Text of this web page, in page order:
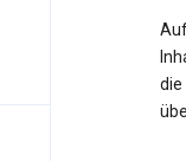
die